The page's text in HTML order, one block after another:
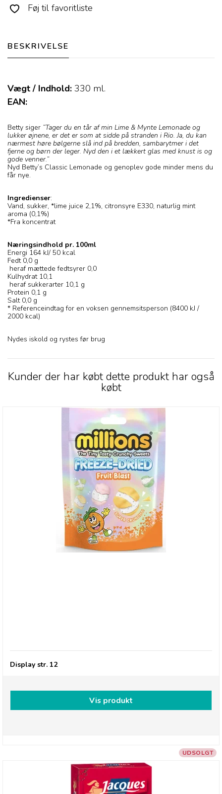
Føj til favoritliste
BESKRIVELSE
Vægt / Indhold: 330 ml.
EAN:
Betty siger ”Tager du en tår af min Lime & Mynte Lemonade og
lukker øjnene, er det er som at sidde på stranden i Rio. Ja, du kan
nærmest høre bølgerne slå ind på bredden, sambarytmer i det
fjerne og børn der leger. Nyd den i et lækkert glas med knust is og
gode venner.”
Nyd Betty’s Classic Lemonade og genoplev gode minder mens du
får nye.
Ingredienser:
Vand, sukker, *lime juice 2,1%, citronsyre E330, naturlig mint
aroma (0,1%)
*Fra koncentrat
Næringsindhold pr. 100ml
Energi 164 kJ/ 50 kcal
Fedt 0,0 g
heraf mættede fedtsyrer 0,0
Kulhydrat 10,1
heraf sukkerarter 10,1 g
Protein 0,1 g
Salt 0,0 g
* Referenceindtag for en voksen gennemsitsperson (8400 kJ /
2000 kcal)
Nydes iskold og rystes før brug
Kunder der har købt dette produkt har også
købt
Display str. 12
Vis produkt
UDSOLGT